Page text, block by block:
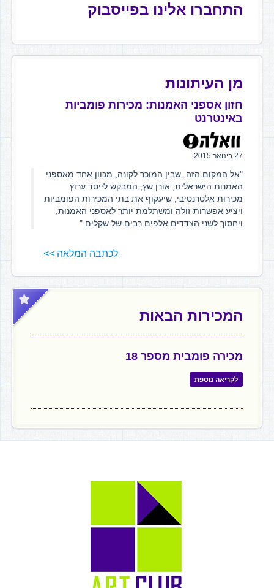
התחברו אלינו בפייסבוק
מן העיתונות
חזון אספני האמנות: מכירות פומביות
באינטרנט
27 בינואר 2015
"אל המקום הזה, שבין המוכר לקונה, מכוון אחד מאספני
האמנות הישראלית, אורן שץ, המבקש לייסד ערוץ
מכירות אלטרנטיבי, שיעקוף את בתי המכירות הפומביות
ויציע אפשרות זולה ומשתלמת יותר לאספני האמנות,
ויחסוך לשני הצדדים אלפים רבים של שקלים."
לכתבה המלאה >>
המכירות הבאות
מכירה פומבית מספר 18
לקריאה נוספת